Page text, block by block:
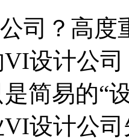
司？高度
设计公
简易的“
设计公